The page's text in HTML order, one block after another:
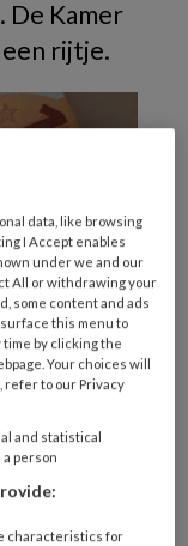
De Kamer
rijtje.
En ook
kloppen.
met
Die
data, like browsing
I Accept enables
under we and our
All or withdrawing your
some content and ads
this menu to
by clicking the
Your choices will
refer to our Privacy
and statistical
a person
characteristics for